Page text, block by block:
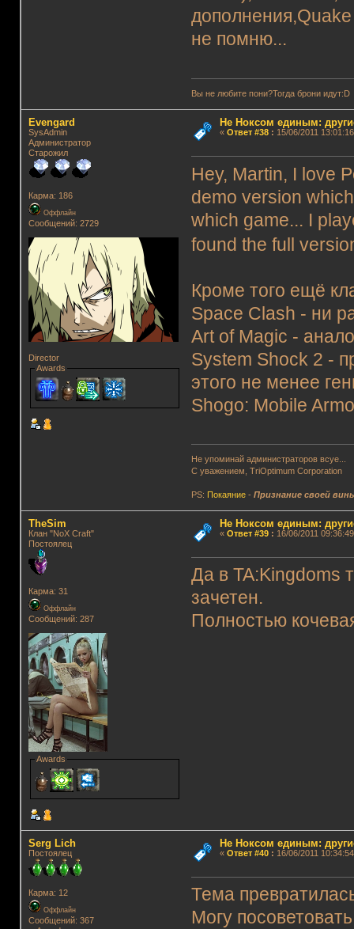
не помню...
Вы не любите пони?Тогда брони идут:D
Evengard
SysAdmin
Администратор
Старожил
Карма: 186
Оффлайн
Сообщений: 2729
Director
Awards
Не Ноксом единым:
« Ответ #38: 15/06/2011
Hey, Martin, I love
demo version
which game... I
found the full
Кроме того ещё
Space Clash - ни
Art of Magic -
System Shock 2 -
этого не менее
Shogo: Mobile
Не упоминай администраторов всуе...
С уважением, TriOptimum Corporation
PS: Покаяние -Признание своей
TheSim
Клан "NoX Craft"
Постоялец
Карма: 31
Оффлайн
Сообщений: 287
Awards
Не Ноксом единым:
« Ответ #39: 16/06/2011
Да в TA:Kingdoms
зачетен.
Полностью
Serg Lich
Постоялец
Карма: 12
Оффлайн
Сообщений: 367
Не Ноксом единым:
« Ответ #40: 16/06/2011
Тема
Могу